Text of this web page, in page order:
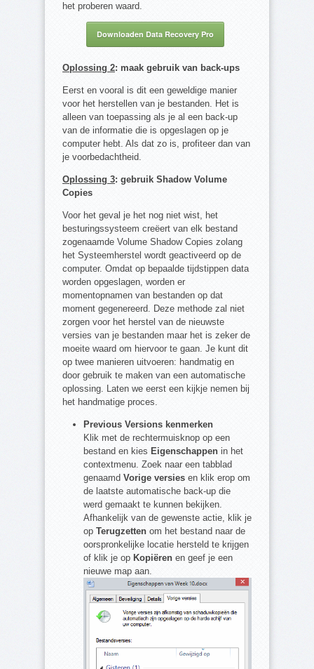
het proberen waard.
Downloaden Data Recovery Pro
Oplossing 2: maak gebruik van back-ups
Eerst en vooral is dit een geweldige manier
voor het herstellen van je bestanden. Het is
alleen van toepassing als je al een back-up
van de informatie die is opgeslagen op je
computer hebt. Als dat zo is, profiteer dan van
je voorbedachtheid.
Oplossing 3: gebruik Shadow Volume
Copies
Voor het geval je het nog niet wist, het
besturingssysteem creëert van elk bestand
zogenaamde Volume Shadow Copies zolang
het Systeemherstel wordt geactiveerd op de
computer. Omdat op bepaalde tijdstippen data
worden opgeslagen, worden er
momentopnamen van bestanden op dat
moment gegenereerd. Deze methode zal niet
zorgen voor het herstel van de nieuwste
versies van je bestanden maar het is zeker de
moeite waard om hiervoor te gaan. Je kunt dit
op twee manieren uitvoeren: handmatig en
door gebruik te maken van een automatische
oplossing. Laten we eerst een kijkje nemen bij
het handmatige proces.
Previous Versions kenmerken
Klik met de rechtermuisknop op een
bestand en kies Eigenschappen in het
contextmenu. Zoek naar een tabblad
genaamd Vorige versies en klik erop om
de laatste automatische back-up die
werd gemaakt te kunnen bekijken.
Afhankelijk van de gewenste actie, klik je
op Terugzetten om het bestand naar de
oorspronkelijke locatie hersteld te krijgen
of klik je op Kopiëren en geef je een
nieuwe map aan.